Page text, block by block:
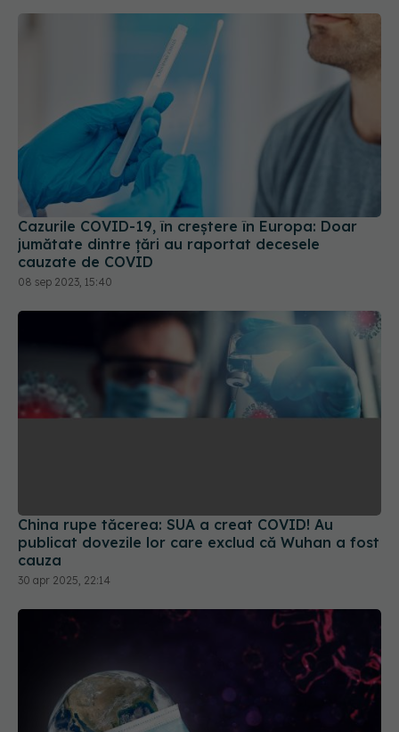
Cazurile COVID-19, în creștere în Europa: Doar
jumătate dintre țări au raportat decesele
cauzate de COVID
08 sep 2023, 15:40
China rupe tăcerea: SUA a creat COVID! Au
publicat dovezile lor care exclud că Wuhan a fost
cauza
30 apr 2025, 22:14